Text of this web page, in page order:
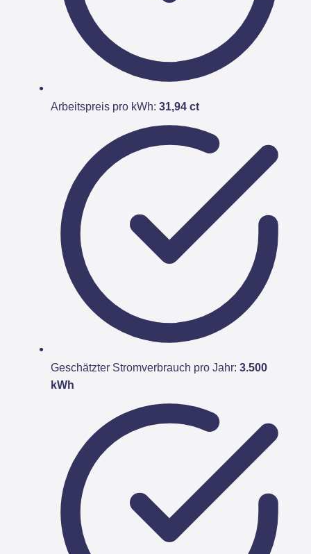
Arbeitspreis pro kWh: 31,94 ct
Geschätzter Stromverbrauch pro Jahr: 3.500
kWh